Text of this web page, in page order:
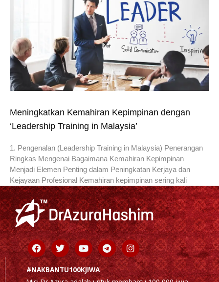
Meningkatkan Kemahiran Kepimpinan dengan
‘Leadership Training in Malaysia’
1. Pengenalan (Leadership Training in Malaysia) Penerangan
Ringkas Mengenai Bagaimana Kemahiran Kepimpinan
Menjadi Elemen Penting dalam Peningkatan Kerjaya dan
Kejayaan Profesional Kemahiran kepimpinan sering kali
Facebook
TwitterYoutubeTelegramInstagram
#NAKBANTU100KJIWA